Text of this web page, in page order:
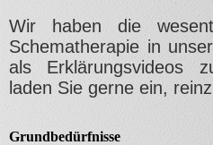
Wir haben die
Schematherapie in
als Erklärungsvideos
laden Sie gerne ein,
Grundbedürfnisse